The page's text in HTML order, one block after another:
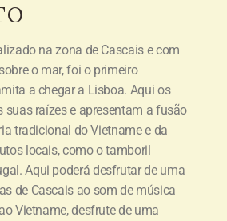
na zona de Cascais e com
o mar, foi o primeiro
a chegar a Lisboa. Aqui os
suas raízes e apresentam a fusão
tradicional do Vietname e da
locais, como o tamboril
Aqui poderá desfrutar de uma
de Cascais ao som de música
Vietname, desfrute de uma